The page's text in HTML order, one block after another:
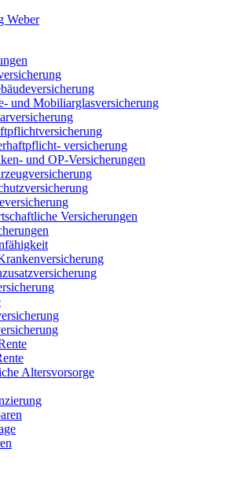
und Mobiliarglasversicherung
versicherung
und OP-Versicherungen
Versicherungen
Altersvorsorge